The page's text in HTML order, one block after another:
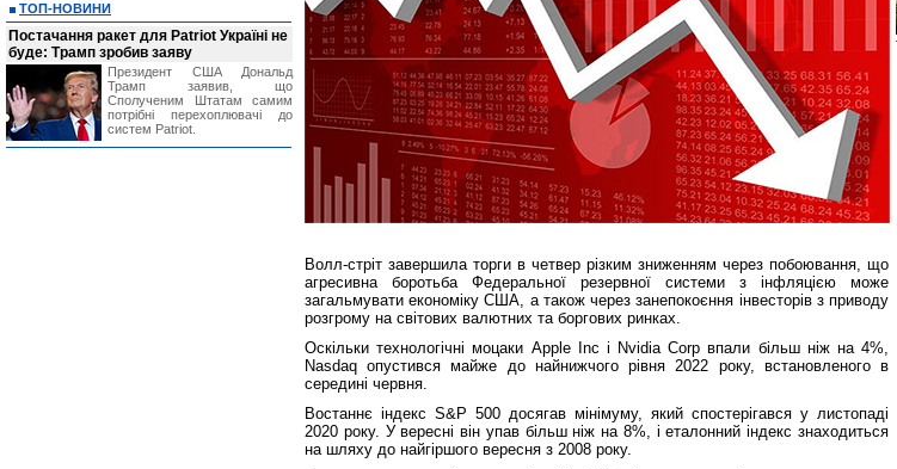
Волл-стріт завершила торги в четвер різким зниженням через побоювання, що
агресивна боротьба Федеральної резервної системи з інфляцією може
загальмувати економіку США, а також через занепокоєння інвесторів з приводу
розгрому на світових валютних та боргових ринках.
Оскільки технологічні моцаки Apple Inc і Nvidia Corp впали більш ніж на 4%,
Nasdaq опустився майже до найнижчого рівня 2022 року, встановленого в
середині червня.
Востаннє індекс S&P 500 досягав мінімуму, який спостерігався у листопаді
2020 року. У вересні він упав більш ніж на 8%, і еталонний індекс знаходиться
на шляху до найгіршого вересня з 2008 року.
ТОП-НОВИНИ
Постачання ракет для Patriot Україні не
буде: Трамп зробив заяву
Президент США Дональд
Трамп заявив, що
Сполученим Штатам самим
потрібні перехоплювачі до
систем Patriot.